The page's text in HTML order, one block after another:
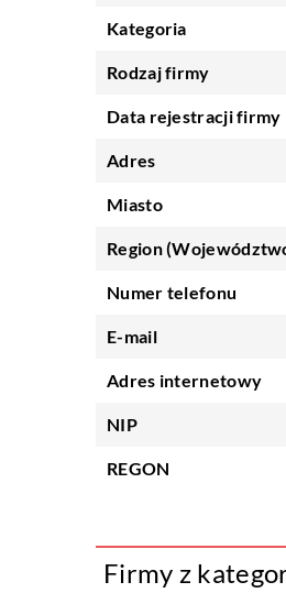
Kategoria
Rodzaj firmy
Data rejestracji firmy
Adres
Miasto
Region
Numer telefonu
E-mail
Adres internetowy
NIP
REGON
Firmy z